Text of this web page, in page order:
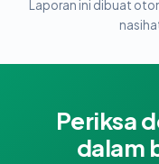
Laporan ini dibuat
Periksa
dalam